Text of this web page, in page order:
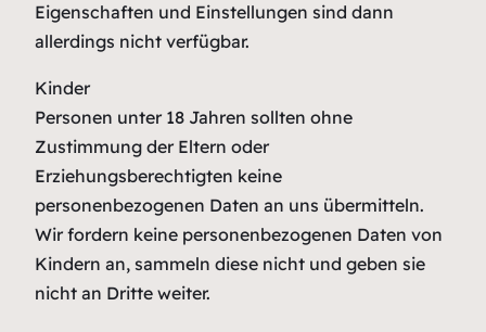
Eigenschaften und Einstellungen sind dann
allerdings nicht verfügbar.
Kinder
Personen unter 18 Jahren sollten ohne
Zustimmung der Eltern oder
Erziehungsberechtigten keine
personenbezogenen Daten an uns übermitteln.
Wir fordern keine personenbezogenen Daten von
Kindern an, sammeln diese nicht und geben sie
nicht an Dritte weiter.